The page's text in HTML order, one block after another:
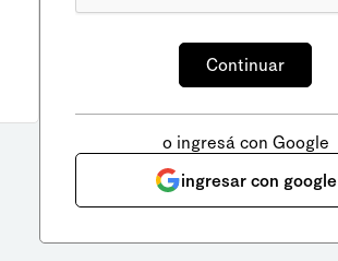
o ingresá con Google
ingresar con google